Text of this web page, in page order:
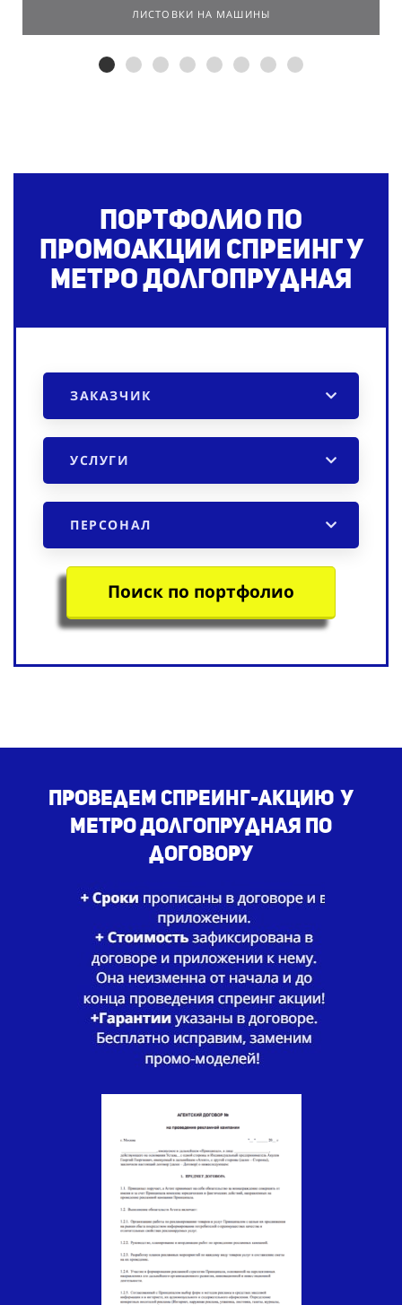
ЛИСТОВКИ НА МАШИНЫ
Портфолио по
промоакции спреингу
метро Долгопрудная
ЗАКАЗЧИК
УСЛУГИ
ПЕРСОНАЛ
Поиск по портфолио
Проведем спреинг-акцию у
метро Долгопрудная по
договору